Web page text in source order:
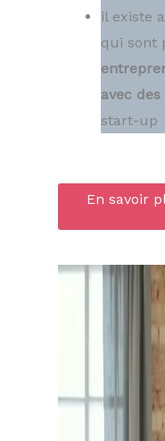
il existe
qui sont
avec
start-up
En savoir